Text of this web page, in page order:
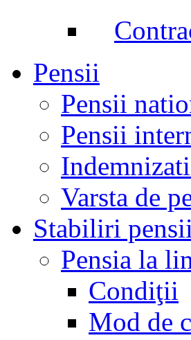
Pensii
Pensii
Pensii
Varsta de
Stabiliri pensii
Pensia la
Condiţii
Mod de